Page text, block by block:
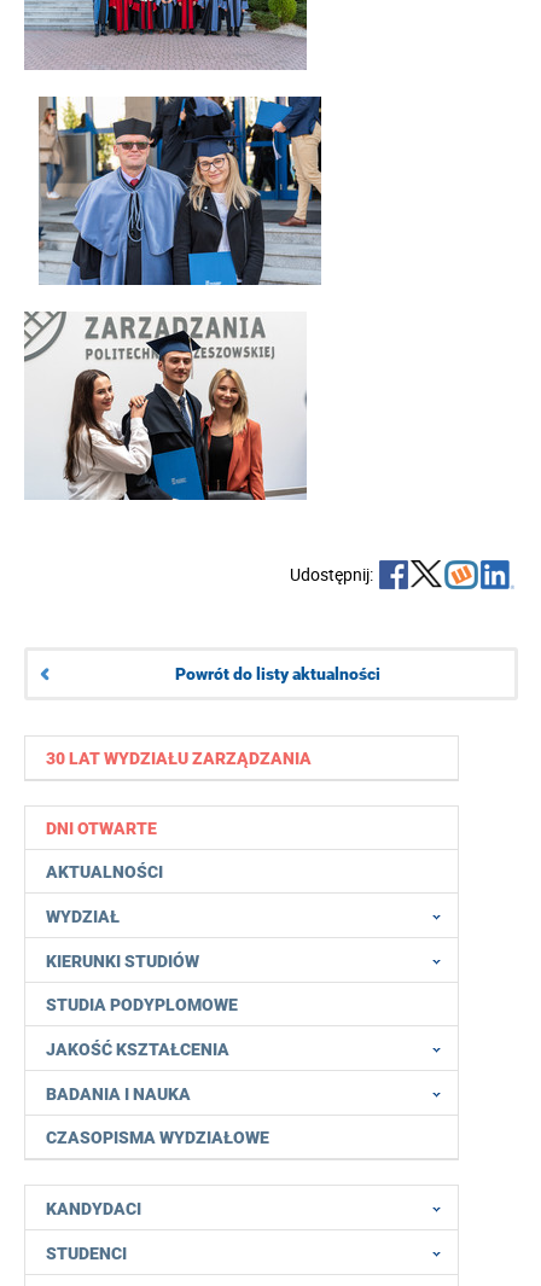
30 LAT WYDZIAŁU ZARZĄDZANIA
DNI OTWARTE
AKTUALNOŚCI
WYDZIAŁ
KIERUNKI STUDIÓW
STUDIA PODYPLOMOWE
JAKOŚĆ KSZTAŁCENIA
BADANIA I NAUKA
CZASOPISMA WYDZIAŁOWE
KANDYDACI
STUDENCI
Udostępnij:
Powrót do listy aktualności